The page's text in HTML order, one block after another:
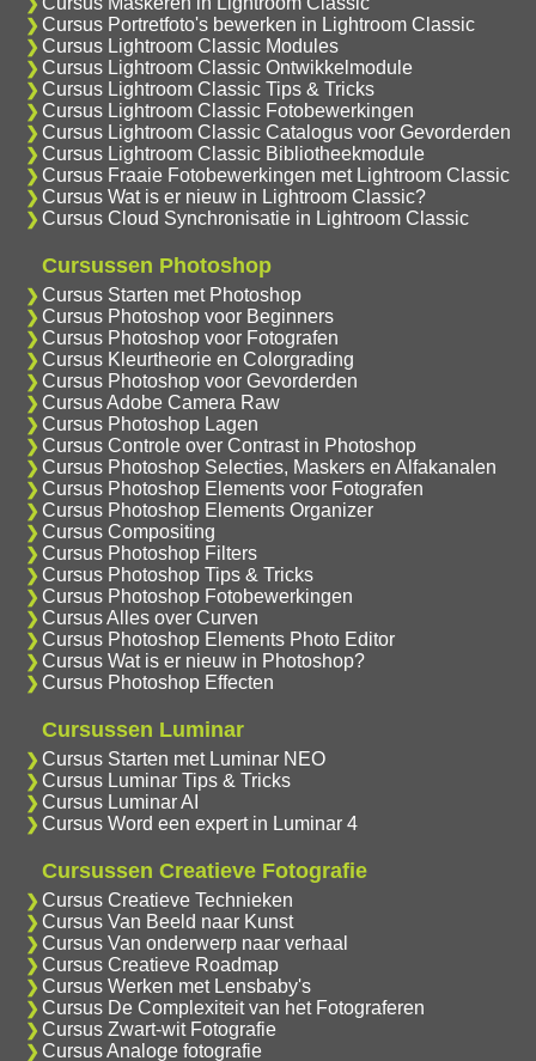
Cursus Portretfoto's bewerken in Lightroom Classic
Cursus Lightroom Classic Modules
Cursus Lightroom Classic Ontwikkelmodule
Cursus Lightroom Classic Tips & Tricks
Cursus Lightroom Classic Fotobewerkingen
Cursus Lightroom Classic Catalogus voor Gevorderden
Cursus Lightroom Classic Bibliotheekmodule
Cursus Fraaie Fotobewerkingen met Lightroom Classic
Cursus Wat is er nieuw in Lightroom Classic?
Cursus Cloud Synchronisatie in Lightroom Classic
Cursussen Photoshop
Cursus Starten met Photoshop
Cursus Photoshop voor Beginners
Cursus Photoshop voor Fotografen
Cursus Kleurtheorie en Colorgrading
Cursus Photoshop voor Gevorderden
Cursus Adobe Camera Raw
Cursus Photoshop Lagen
Cursus Controle over Contrast in Photoshop
Cursus Photoshop Selecties, Maskers en Alfakanalen
Cursus Photoshop Elements voor Fotografen
Cursus Photoshop Elements Organizer
Cursus Compositing
Cursus Photoshop Filters
Cursus Photoshop Tips & Tricks
Cursus Photoshop Fotobewerkingen
Cursus Alles over Curven
Cursus Photoshop Elements Photo Editor
Cursus Wat is er nieuw in Photoshop?
Cursus Photoshop Effecten
Cursussen Luminar
Cursus Starten met Luminar NEO
Cursus Luminar Tips & Tricks
Cursus Luminar AI
Cursus Word een expert in Luminar 4
Cursussen Creatieve Fotografie
Cursus Creatieve Technieken
Cursus Van Beeld naar Kunst
Cursus Van onderwerp naar verhaal
Cursus Creatieve Roadmap
Cursus Werken met Lensbaby's
Cursus De Complexiteit van het Fotograferen
Cursus Zwart-wit Fotografie
Cursus Analoge fotografie